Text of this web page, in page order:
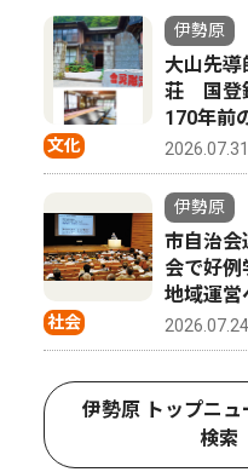
文化
伊勢原
大山先導
荘 国登
170年前
2026.07.31
社会
伊勢原
市自治
会で好
地域運営
2026.07.24
伊勢原 トップニュ
検索